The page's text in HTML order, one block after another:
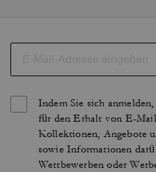
Indem Sie sich
für den Erhalt von E-
Kollektionen, Angebote
sowie Informationen
Wettbewerben oder